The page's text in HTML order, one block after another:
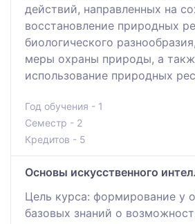
действий, направленных на
восстановление природных
биологического
меры охраны природы, а
использование природных
Год обучения - 1
Семестр - 2
Кредитов - 5
Основы искусственного
Цель курса: формирование у
базовых знаний о